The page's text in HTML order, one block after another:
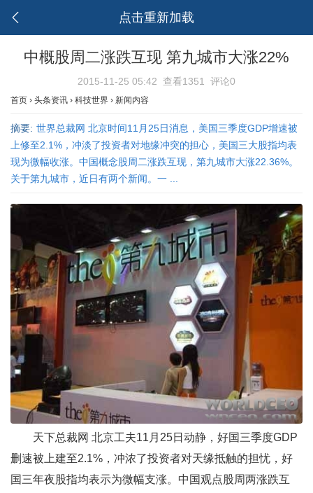
点击重新加载
中概股周二涨跌互现 第九城市大涨22%
2015-11-25 05:42 查看1351 评论0
首页 › 头条资讯 › 科技世界 › 新闻内容
摘要: 世界总裁网 北京时间11月25日消息，美国三季度GDP增速被
上修至2.1%，冲淡了投资者对地缘冲突的担心，美国三大股指均表
现为微幅收涨。中国概念股周二涨跌互现，第九城市大涨22.36%。
关于第九城市，近日有两个新闻。一 ...
天下总裁网 北京工夫11月25日动静，好国三季度GDP
删速被上建至2.1%，冲浓了投资者对天缘抵触的担忧，好
国三年夜股指均表示为微幅支涨。中国观点股周两涨跌互